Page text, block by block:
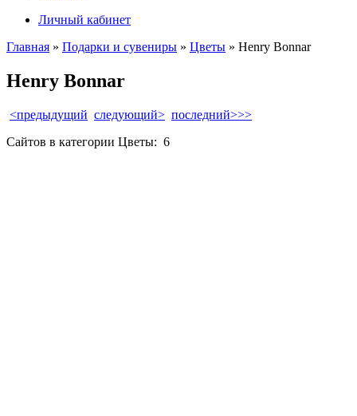
Личный кабинет
Главная » Подарки и сувениры » Цветы » Henry Bonnar
Henry Bonnar
<предыдущий следующий> последний>>>
Сайтов в категории Цветы: 6